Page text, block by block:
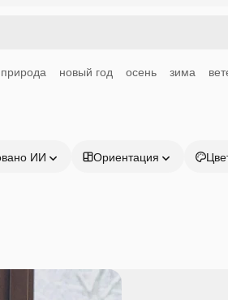
природа новый год осень зима
ИИ Ориентация